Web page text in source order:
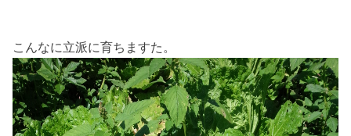
こんなに立派に育ちますた。